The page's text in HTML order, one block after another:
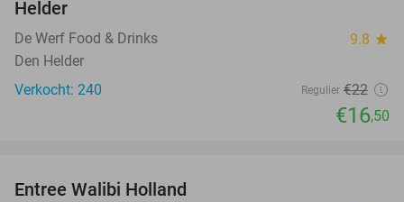
Helder
De Werf Food & Drinks 9.8 star
Den Helder
Verkocht: 240
Regulier €22
€16,50
Entree Walibi Holland